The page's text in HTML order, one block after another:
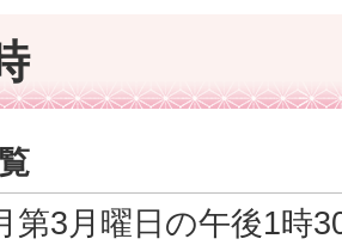
第3月曜日の午後1時